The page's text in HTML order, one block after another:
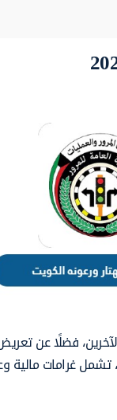
فضلًا عن
غرامات مالية